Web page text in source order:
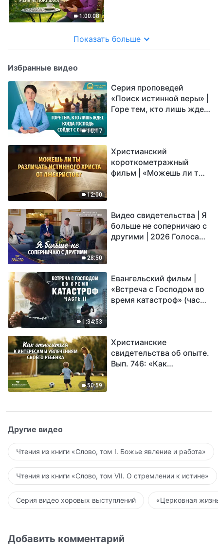
1:00:08
Показать больше
Избранные видео
10:17
Серия проповедей
«Поиск истинной веры» |
Горе тем, кто лишь ждет,
12:00
Христианский
короткометражный
фильм | «Можешь ли ты
28:50
Видео свидетельства | Я
больше не соперничаю с
другими | 2026 Голоса
1:34:53
Евангельский фильм |
«Встреча с Господом во
время катастроф» (часть
спасение?
50:59
Христианские
свидетельства об опыте.
Вып. 746: «Как
Другие видео
Чтения из книги «Слово, том I. Божье явление и работа»
Чтения из книги «Слово, том VII. О стремлении к истине»
Серия видео хоровых выступлений «Церковная
Добавить комментарий